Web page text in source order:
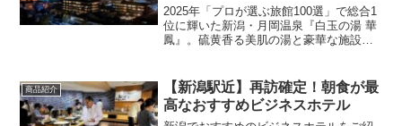
2025年「プロが選ぶ旅館100選」で総合1
位に輝いた新潟・月岡温泉『白玉の湯 華
鳳』。硫黄香る美肌の湯と豪華な施設、
商品紹介
【新潟駅近】再訪確定！朝食が最
高なおすすめビジネスホテル